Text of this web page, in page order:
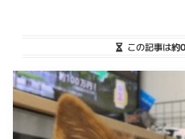
この記事は約